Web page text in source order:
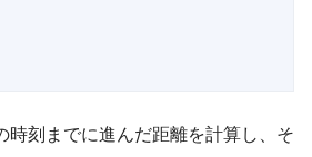
時刻までに進んだ距離を計算し、そ